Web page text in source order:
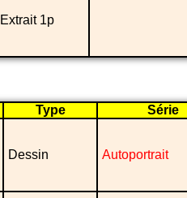
Extrait 1p
Type Série
Dessin Autoportrait